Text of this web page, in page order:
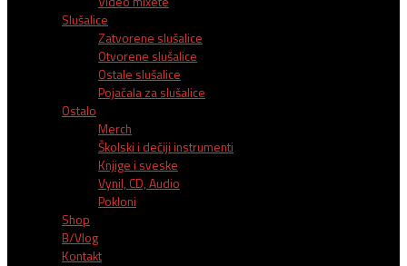
Slušalice
Zatvorene slušalice
Otvorene slušalice
Ostale slušalice
Pojačala za slušalice
Ostalo
Merch
Školski i dečiji instrumenti
Knjige i sveske
Vynil, CD, Audio
Pokloni
Shop
B/Vlog
Kontakt